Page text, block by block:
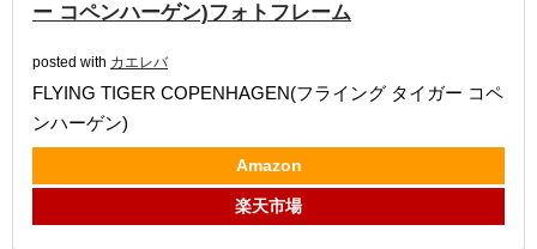
ー コペンハーゲン)フォトフレーム
posted with カエレバ
FLYING TIGER COPENHAGEN(フライング タイガー コペ
ンハーゲン)
Amazon
楽天市場